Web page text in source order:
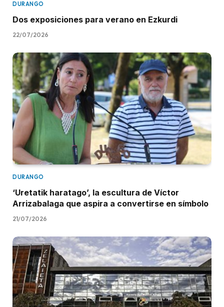
DURANGO
Dos exposiciones para verano en Ezkurdi
22/07/2026
DURANGO
‘Uretatik haratago’, la escultura de Víctor
Arrizabalaga que aspira a convertirse en símbolo
21/07/2026